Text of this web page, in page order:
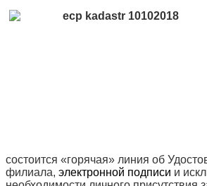
состоится «горячая» линия об
филиала, электронной подписи и